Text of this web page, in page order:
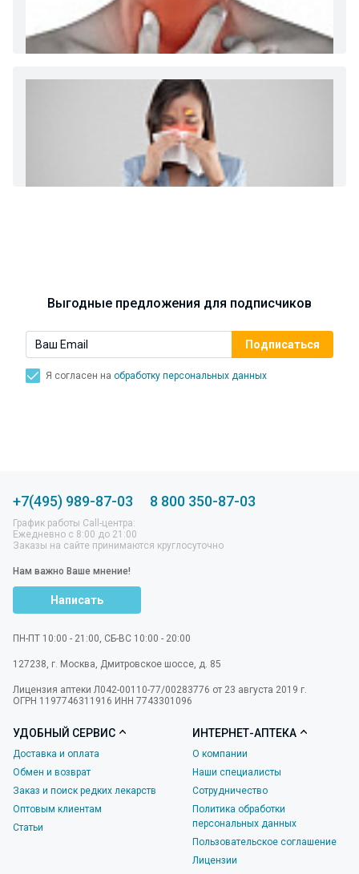
Диета 7 стол при заболеваниях почек (острый и
Ларингит: все о ларингите и его лечении. Как
спасти свой голос.
Выгодные предложения для подписчиков
Я согласен на обработку персональных данных
+7(495) 989-87-03 8 800 350-87-03
График работы Call-центра:
Ежедневно с 8:00 до 21:00
Заказы на сайте принимаются круглосуточно
Нам важно Ваше мнение!
Написать
ПН-ПТ 10:00 - 21:00, СБ-ВС 10:00 - 20:00
127238 г. Москва Дмитровское шоссе, д. 85
Лицензия аптеки Л042-00110-77/00283776 от 23 августа 2019 г.
ОГРН 1197746311916 ИНН 7743301096
УДОБНЫЙ СЕРВИС
Доставка и оплата
Обмен и возврат
Заказ и поиск редких лекарств
Оптовым клиентам
Статьи
ИНТЕРНЕТ-АПТЕКА
О компании
Наши специалисты
Сотрудничество
Политика обработки
персональных данных
Пользовательское соглашение
Лицензии